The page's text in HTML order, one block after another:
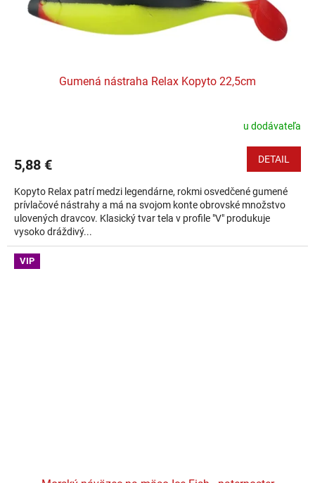
Gumená nástraha Relax Kopyto 22,5cm
u dodávateľa
5,88 € DETAIL
Kopyto Relax patrí medzi legendárne, rokmi osvedčené gumené
prívlačové nástrahy a má na svojom konte obrovské množstvo
ulovených dravcov. Klasický tvar tela v profile "V" produkuje
vysoko dráždivý...
VIP